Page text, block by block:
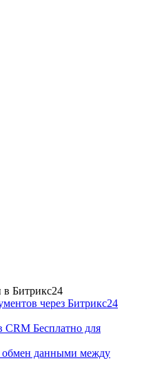
Битрикс24
через Битрикс24
CRM Бесплатно для
обмен данными между